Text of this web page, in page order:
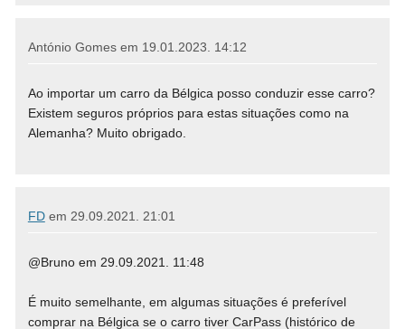
António Gomes em 19.01.2023. 14:12
Ao importar um carro da Bélgica posso conduzir esse carro?
Existem seguros próprios para estas situações como na
Alemanha? Muito obrigado.
FDem 29.09.2021. 21:01
@Bruno em 29.09.2021. 11:48
É muito semelhante, em algumas situações é preferível
comprar na Bélgica se o carro tiver CarPass (histórico de